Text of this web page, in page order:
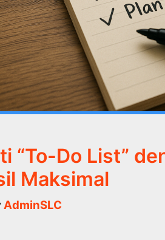
“To-Do List”
Maksimal
AdminSLC